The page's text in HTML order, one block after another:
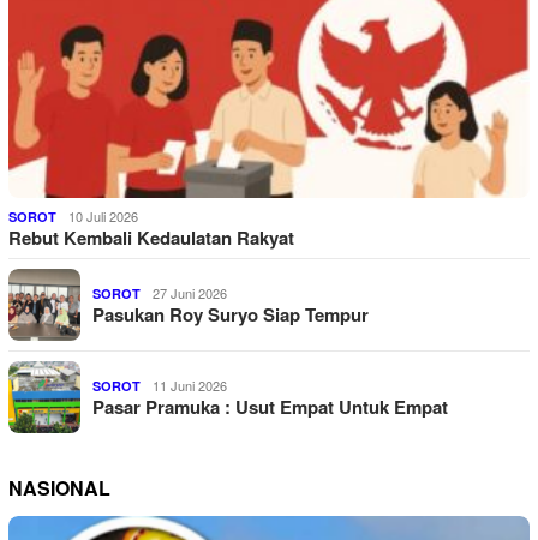
SOROT 10 Juli 2026
Rebut Kembali Kedaulatan Rakyat
SOROT 27 Juni 2026
Pasukan Roy Suryo Siap Tempur
SOROT 11 Juni 2026
Pasar Pramuka : Usut Empat Untuk Empat
NASIONAL